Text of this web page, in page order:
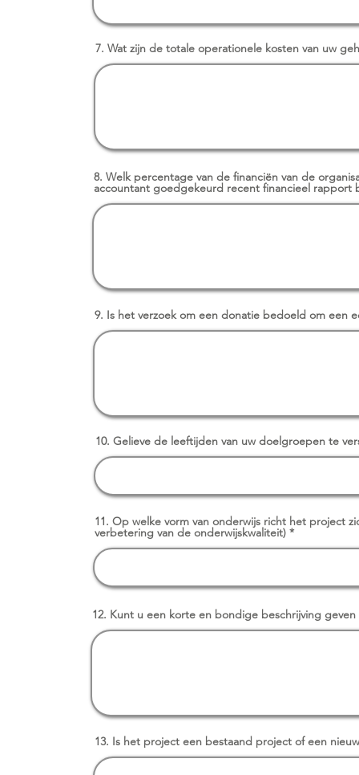
7. Wat zijn de totale operationele kosten van uw
8. Welk percentage van de financiën van de
accountant goedgekeurd recent financieel rapport
9. Is het verzoek om een donatie bedoeld om een
10. Gelieve de leeftijden van uw doelgroepen te
11. Op welke vorm van onderwijs richt het project
verbetering van de onderwijskwaliteit)
12. Kunt u een korte en bondige beschrijving
13. Is het project een bestaand project of een